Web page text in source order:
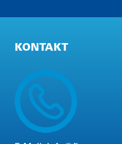
KONTAKT